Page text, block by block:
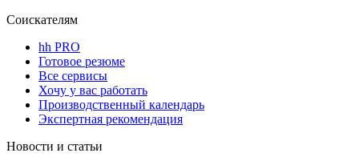
Соискателям
hh PRO
Готовое резюме
Все сервисы
Хочу у вас работать
Производственный календарь
Экспертная рекомендация
Новости и статьи